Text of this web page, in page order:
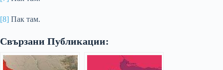
[8] Пак там.
Свързани Публикации: